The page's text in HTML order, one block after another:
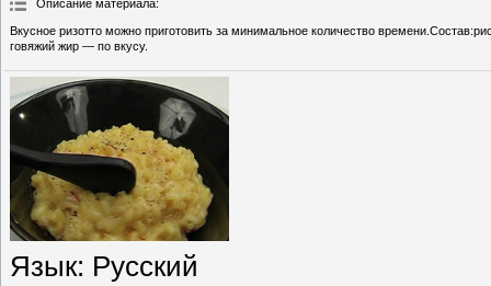
Описание материала:
Вкусное ризотто можно приготовить за минимальное количество
говяжий жир — по вкусу.
Язык: Русский